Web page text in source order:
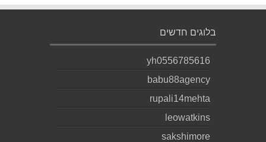
בלוגים חדשים
yh0556785616
babu88agency
rupali14mehta
leowatkins
sakshimore